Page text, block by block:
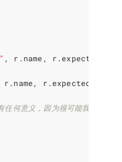
, r . name , r .expectedType
r . name , r .expectedType
义，因为很可能我们将能够